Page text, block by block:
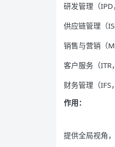
研发管理（IPD
供应链管理（
销售与营销（
客户服务（ITR
财务管理（IFS
作用：
提供全局视角